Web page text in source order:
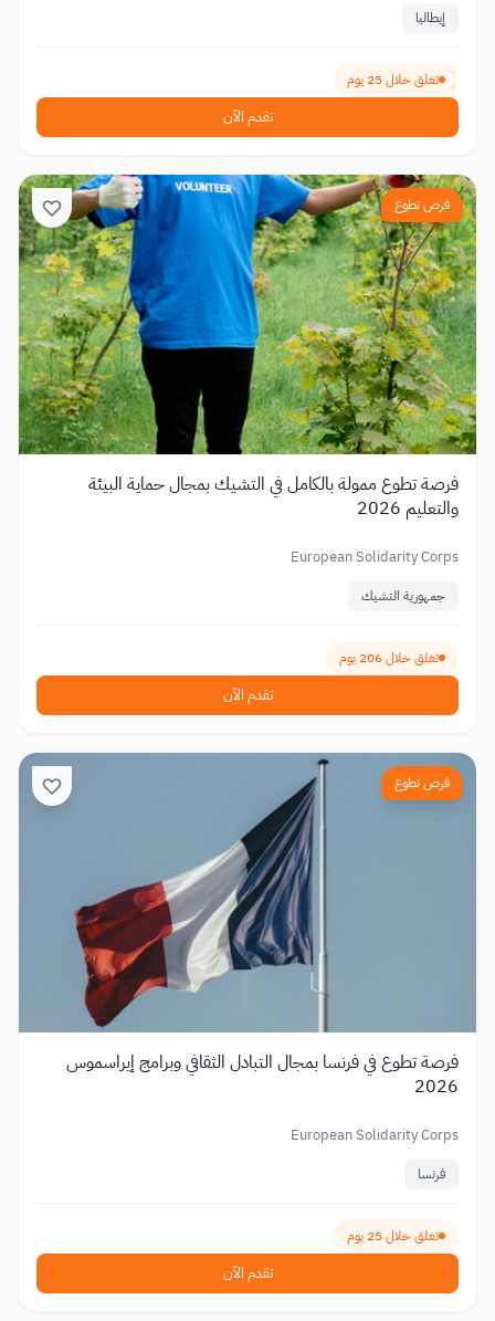
إيطاليا
تغلق خلال 25 يوم
تقدم الآن
فرص تطوع
فرصة تطوع ممولة بالكامل في التشيك بمجال حماية البيئة
والتعليم 2026
European Solidarity Corps
جمهورية التشيك
تغلق خلال 206 يوم
تقدم الآن
فرص تطوع
فرصة تطوع في فرنسا بمجال التبادل الثقافي وبرامج إيراسموس
2026
European Solidarity Corps
فرنسا
تغلق خلال 25 يوم
تقدم الآن